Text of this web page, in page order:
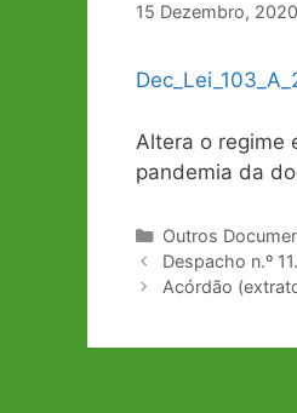
15 Dezembro, 2020
Altera o regime
pandemia da
Categorias
Outros
Navegação
de
Despacho n.º
Acórdão